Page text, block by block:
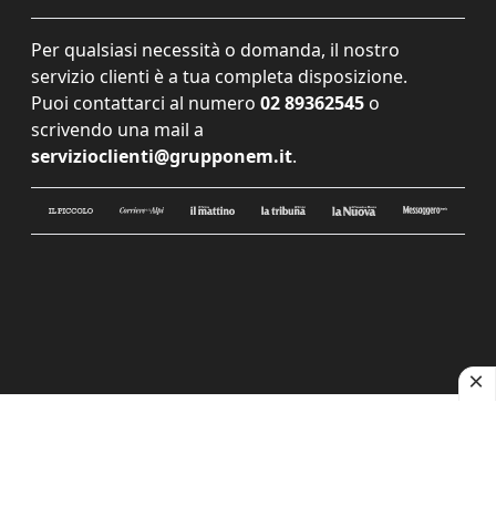
Per qualsiasi necessità o domanda, il nostro
servizio clienti è a tua completa disposizione.
Puoi contattarci al numero 02 89362545 o
scrivendo una mail a
servizioclienti@grupponem.it.